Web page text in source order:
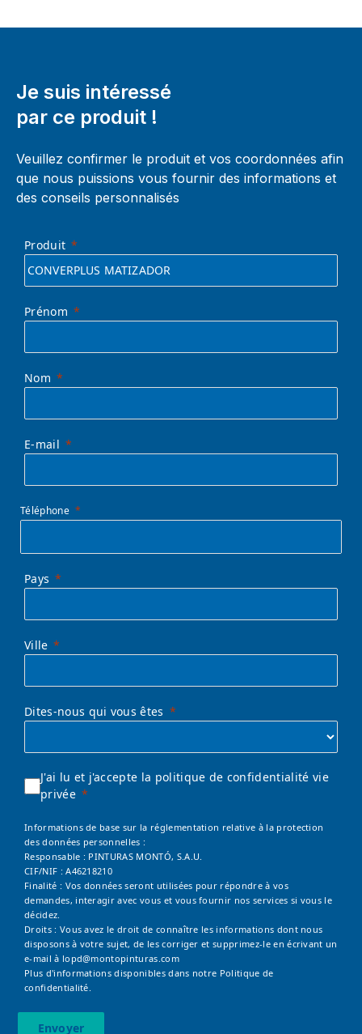
Je suis intéressé
par ce produit !
Veuillez confirmer le produit et vos coordonnées afin
que nous puissions vous fournir des informations et
des conseils personnalisés
Produit
Prénom
Nom
E-mail
Téléphone
Pays
Ville
Dites-nous qui vous êtes
J'ai lu et j'accepte la politique de confidentialité vie
privée
Informations de base sur la réglementation relative à la protection
des données personnelles :
Responsable : PINTURAS MONTÓ, S.A.U.
CIF/NIF : A46218210
Finalité : Vos données seront utilisées pour répondre à vos
demandes, interagir avec vous et vous fournir nos services si vous le
décidez.
Droits : Vous avez le droit de connaître les informations dont nous
disposons à votre sujet, de les corriger et supprimez-le en écrivant un
e-mail à lopd@montopinturas.com
Plus d'informations disponibles dans notre Politique de
confidentialité.
Envoyer